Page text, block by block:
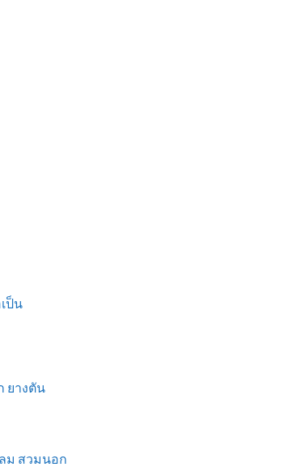
ป็น
ยางตัน
ม สวมนอก